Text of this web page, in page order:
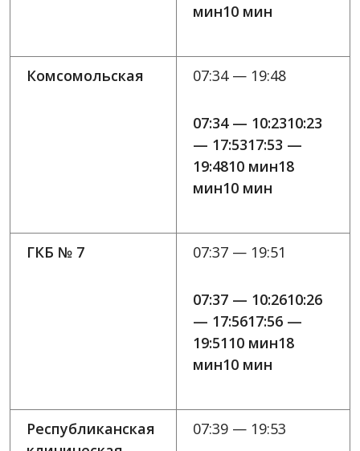
мин10 мин
Комсомольская 07:34 — 19:48
07:34 — 10:2310:23
— 17:5317:53 —
19:4810 мин18
мин10 мин
ГКБ № 7 07:37 — 19:51
07:37 — 10:2610:26
— 17:5617:56 —
19:5110 мин18
мин10 мин
Республиканская
07:39 — 19:53